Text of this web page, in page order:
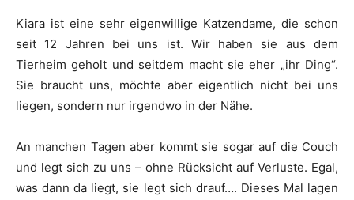
Kiara ist eine sehr eigenwillige Katzendame, die schon
seit 12 Jahren bei uns ist. Wir haben sie aus dem
Tierheim geholt und seitdem macht sie eher „ihr Ding“.
Sie braucht uns, möchte aber eigentlich nicht bei uns
liegen, sondern nur irgendwo in der Nähe.
An manchen Tagen aber kommt sie sogar auf die Couch
und legt sich zu uns – ohne Rücksicht auf Verluste. Egal,
was dann da liegt, sie legt sich drauf…. Dieses Mal lagen